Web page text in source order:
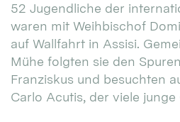
52 Jugendliche der
waren mit Weihbischof
auf Wallfahrt in Assisi.
Mühe folgten sie den
Franziskus und besuchten
Carlo Acutis, der viele